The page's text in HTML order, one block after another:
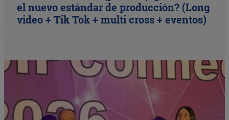
el nuevo estándar de producción? (Long
video + Tik Tok + multi cross + eventos)